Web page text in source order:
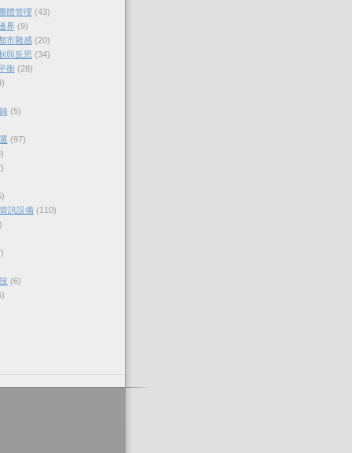
體管理 (43)
界 (9)
市雜感 (20)
與反思 (34)
衡 (28)
(5)
(97)
訊設備 (110)
(6)